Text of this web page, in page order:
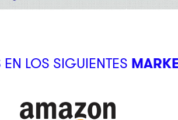
LOS SIGUIENTES